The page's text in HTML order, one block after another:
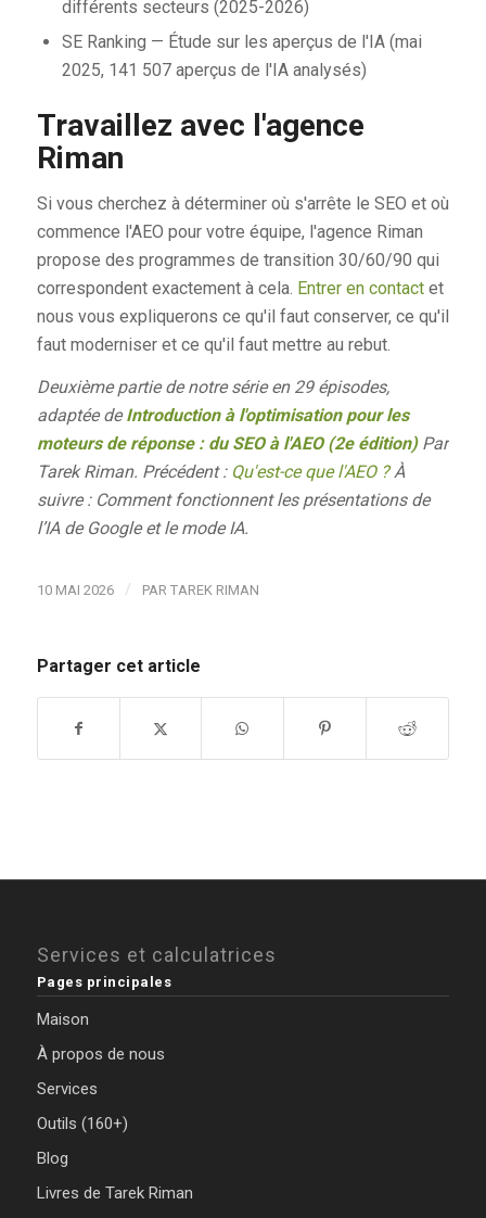
différents secteurs (2025-2026)
SE Ranking — Étude sur les aperçus de l'IA (mai
2025, 141 507 aperçus de l'IA analysés)
Travaillez avec l'agence
Riman
Si vous cherchez à déterminer où s'arrête le SEO et où
commence l'AEO pour votre équipe, l'agence Riman
propose des programmes de transition 30/60/90 qui
correspondent exactement à cela. Entrer en contactet
nous vous expliquerons ce qu'il faut conserver, ce qu'il
faut moderniser et ce qu'il faut mettre au rebut.
Deuxième partie de notre série en 29 épisodes,
adaptée deIntroduction à l'optimisation pour les
moteurs de réponse : du SEO à l'AEO (2e édition)Par
Tarek Riman. Précédent : Qu'est-ce que l'AEO ?À
suivre : Comment fonctionnent les présentations de
l’IA de Google et le mode IA.
10 MAI 2026 / PAR TAREK RIMAN
Partager cet article
Services et calculatrices
Pages principales
Maison
À propos de nous
Services
Outils (160+)
Blog
Livres de Tarek Riman